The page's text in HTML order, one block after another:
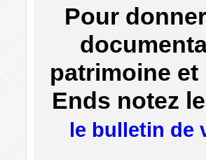
Pour
patrimoine et
Ends notez
le bulletin de